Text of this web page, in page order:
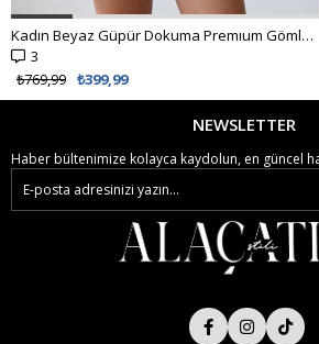
Kadın Beyaz Güpür Dokuma Premıum Gömlek ALC-X4366
3
₺399,99
₺769,99
NEWSLETTER
Haber bültenimize kolayca kaydolun, en güncel